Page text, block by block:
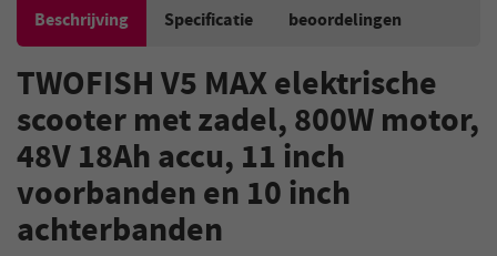
Beschrijving Specificatie beoordelingen
TWOFISH V5 MAX elektrische
scooter met zadel, 800W motor,
48V 18Ah accu, 11 inch
voorbanden en 10 inch
achterbanden